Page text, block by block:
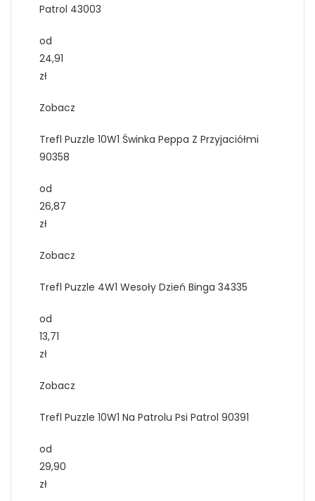
Patrol 43003
od
24,91
zł
Zobacz
Trefl Puzzle 10W1 Świnka Peppa Z Przyjaciółmi
90358
od
26,87
zł
Zobacz
Trefl Puzzle 4W1 Wesoły Dzień Binga 34335
od
13,71
zł
Zobacz
Trefl Puzzle 10W1 Na Patrolu Psi Patrol 90391
od
29,90
zł